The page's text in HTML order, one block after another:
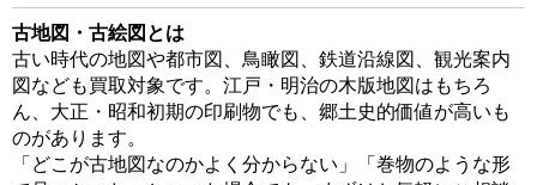
古地図・古絵図とは
古い時代の地図や都市図、鳥瞰図、鉄道沿線図、観光案内
図なども買取対象です。江戸・明治の木版地図はもちろ
ん、大正・昭和初期の印刷物でも、郷土史的価値が高いも
のがあります。
「どこが古地図なのかよく分からない」「巻物のような形